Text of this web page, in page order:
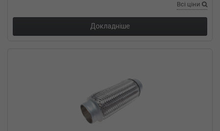
Всі ціни
Докладніше